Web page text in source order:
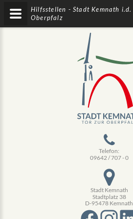
Telefon:
09642 / 707 - 0
Stadt Kemnath
Stadtplatz 38
D-95478 Kemnath
Hilfsstellen - Stadt Kemnath i.d.
Oberpfalz